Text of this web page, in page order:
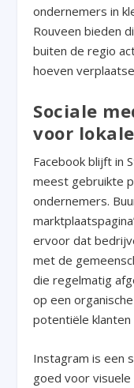
ondernemers in
Rouveen bieden
buiten de regio
hoeven
Sociale
voor
Facebook blijft in
meest gebruikte
ondernemers.
ervoor dat
met de
die regelmatig
op een
potentiële
Instagram is een
goed voor visuele